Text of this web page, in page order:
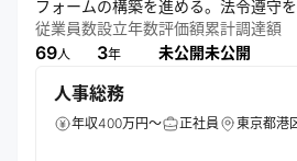
フォームの構築を進める。法令遵守
募集。柔軟な勤務体制とセキュアな
がら、革新的な金融サービスの実現を
従業員数
69人
設立年数
3年
評価額
未公開
累計調達額
未公開
人事総務
年収400万円～ 正社員 東京都港